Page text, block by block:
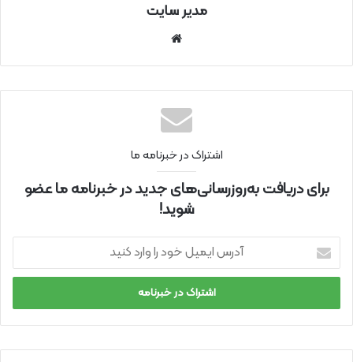
مدیر سایت
نتی
اشتراک در خبرنامه ما
برای دریافت به‌روزرسانی‌های جدید در خبرنامه ما عضو
شوید!
ر
ا
ی